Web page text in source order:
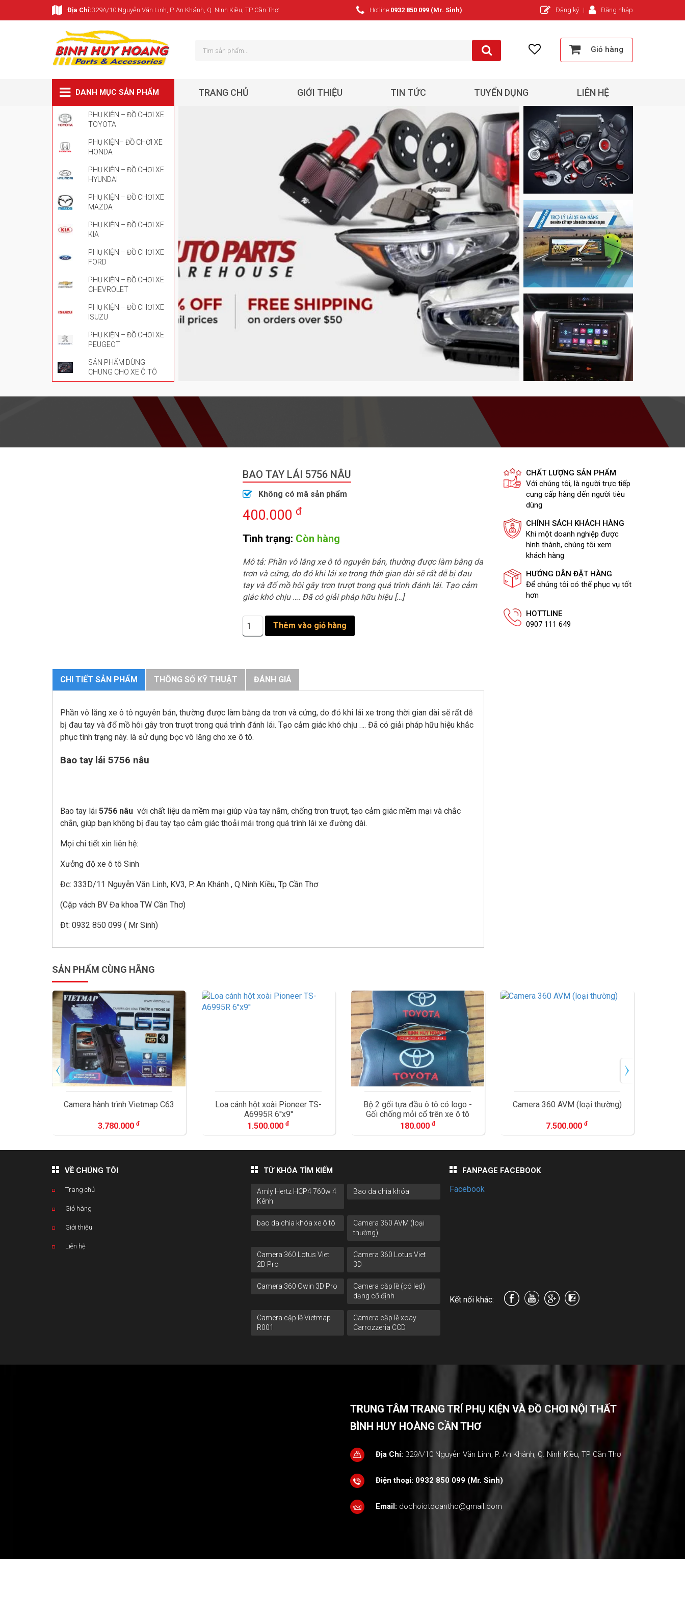
Địa Chỉ:329A/10 Nguyễn Văn Linh, P. An Khánh, Q. Ninh Kiều, TP Cần Thơ Hotline:0932 850 099 (Mr. Sinh) Đăng ký Đăng nhập
Giỏ hàng
DANH MỤC SẢN PHẨM
PHỤ KIỆN – ĐỒ CHƠI XE
TOYOTA
PHỤ KIỆN– ĐỒ CHƠI XE
HONDA
PHỤ KIỆN – ĐỒ CHƠI XE
HYUNDAI
PHỤ KIỆN – ĐỒ CHƠI XE
MAZDA
PHỤ KIỆN – ĐỒ CHƠI XE
KIA
PHỤ KIỆN – ĐỒ CHƠI XE
FORD
PHỤ KIỆN – ĐỒ CHƠI XE
CHEVROLET
PHỤ KIỆN – ĐỒ CHƠI XE
ISUZU
PHỤ KIỆN – ĐỒ CHƠI XE
PEUGEOT
SẢN PHẨM DÙNG
CHUNG CHO XE Ô TÔ
TRANG CHỦ GIỚI THIỆU TIN TỨC TUYỂN DỤNG LIÊN HỆ
BAO TAY LÁI 5756 NÂU
Không có mã sản phẩm
400.000 đ
Tình trạng: Còn hàng
Mô tả: Phần vô lăng xe ô tô nguyên bản, thường được làm bằng da
trơn và cứng, do đó khi lái xe trong thời gian dài sẽ rất dễ bị đau
tay và đổ mồ hôi gây trơn trượt trong quá trình đánh lái. Tạo cảm
giác khó chịu …. Đã có giải pháp hữu hiệu […]
Bao
tay
Thêm vào giỏ hàng
CHẤT LƯỢNG SẢN PHẨM
Với chúng tôi, là người trực tiếp
cung cấp hàng đến người tiêu
dùng
CHÍNH SÁCH KHÁCH HÀNG
Khi một doanh nghiệp được
hình thành, chúng tôi xem
khách hàng
HƯỚNG DẪN ĐẶT HÀNG
Để chúng tôi có thể phục vụ tốt
hơn
HOTTLINE
0907 111 649
CHI TIẾT SẢN PHẨM THÔNG SỐ KỸ THUẬT ĐÁNH GIÁ
Phần vô lăng xe ô tô nguyên bản, thường được làm bằng da trơn và cứng, do đó khi lái xe trong thời gian dài sẽ rất dễ
bị đau tay và đổ mồ hôi gây trơn trượt trong quá trình đánh lái. Tạo cảm giác khó chịu …. Đã có giải pháp hữu hiệu khắc
phục tình trạng này. là sử dụng bọc vô lăng cho xe ô tô.
Bao tay lái 5756 nâu
Bao tay lái 5756 nâu với chất liệu da mềm mại giúp vừa tay nắm, chống trơn trượt, tạo cảm giác mềm mại và chắc
chắn, giúp bạn không bị đau tay tạo cảm giác thoải mái trong quá trình lái xe đường dài.
Mọi chi tiết xin liên hệ:
Xưởng độ xe ô tô Sinh
Đc: 333D/11 Nguyễn Văn Linh, KV3, P. An Khánh , Q.Ninh Kiều, Tp Cần Thơ
(Cặp vách BV Đa khoa TW Cần Thơ)
Đt: 0932 850 099 ( Mr Sinh)
SẢN PHẨM CÙNG HÃNG
Camera hành trình Vietmap C63
3.780.000 đ
Loa cánh hột xoài Pioneer TS-
A6995R 6''x9''
1.500.000 đ
Bộ 2 gối tựa đầu ô tô có logo -
Gối chống mỏi cổ trên xe ô tô
180.000 đ
Camera 360 AVM (loại thường)
7.500.000 đ
VỀ CHÚNG TÔI
Trang chủ
Giỏ hàng
Giới thiệu
Liên hệ
TỪ KHÓA TÌM KIẾM
Amly Hertz HCP4 760w 4
Kênh
Bao da chìa khóa
bao da chìa khóa xe ô tô
Camera 360 AVM (loại
thường)
Camera 360 Lotus Viet
2D Pro
Camera 360 Lotus Viet
3D
Camera 360 Owin 3D Pro
Camera cặp lề (có led)
dạng cố định
Camera cặp lề Vietmap
R001
Camera cặp lề xoay
Carrozzeria CCD
FANPAGE FACEBOOK
Facebook
Kết nối khác:
TRUNG TÂM TRANG TRÍ PHỤ KIỆN VÀ ĐỒ CHƠI NỘI THẤT
BÌNH HUY HOÀNG CẦN THƠ
Địa Chỉ: 329A/10 Nguyễn Văn Linh, P. An Khánh, Q. Ninh Kiều, TP Cần Thơ
Điện thoại: 0932 850 099 (Mr. Sinh)
Email: dochoiotocantho@gmail.com